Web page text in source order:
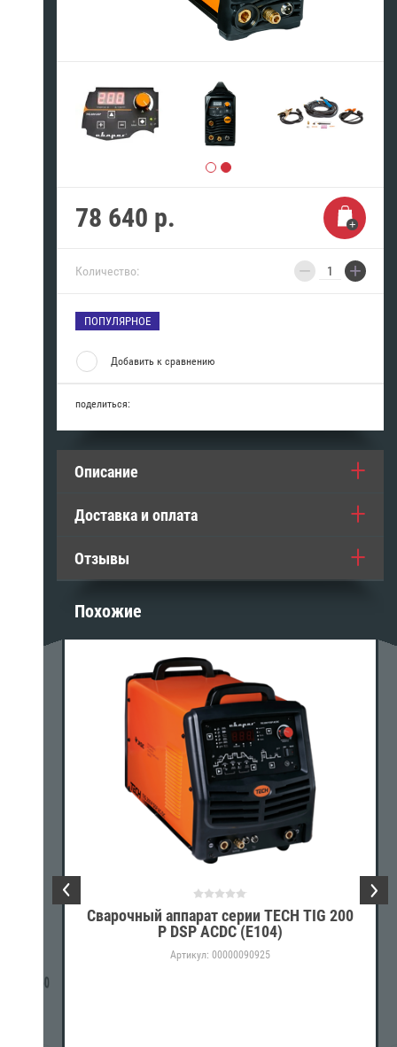
78 640 р.
Количество: − +
ПОПУЛЯРНОЕ
Добавить к сравнению
поделиться:
Описание
Доставка и оплата
Отзывы
Похожие
Сварочный аппарат серии TECH TIG 200
P DSP ACDC (E104)
Артикул: 00000090925